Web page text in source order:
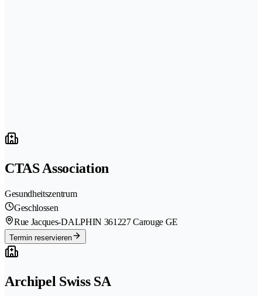
CTAS Association
Gesundheitszentrum
Geschlossen
Rue Jacques-DALPHIN 361227 Carouge GE
Termin reservieren
Archipel Swiss SA